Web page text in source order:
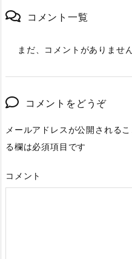
コメント一覧
まだ、コメントがありませ
コメントをどうぞ
メールアドレスが公開されるこ
る欄は必須項目です
コメント